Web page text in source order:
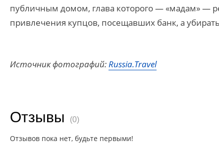
публичным домом, глава которого — «мадам» —
привлечения купцов, посещавших банк, а
Источник фотографий:Russia.Travel
Отзывы (0)
Отзывов пока нет, будьте первыми!